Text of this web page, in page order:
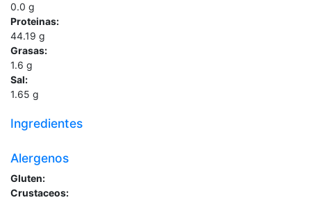
0.0 g
Proteinas:
44.19 g
Grasas:
1.6 g
Sal:
1.65 g
Ingredientes
Alergenos
Gluten:
Crustaceos: